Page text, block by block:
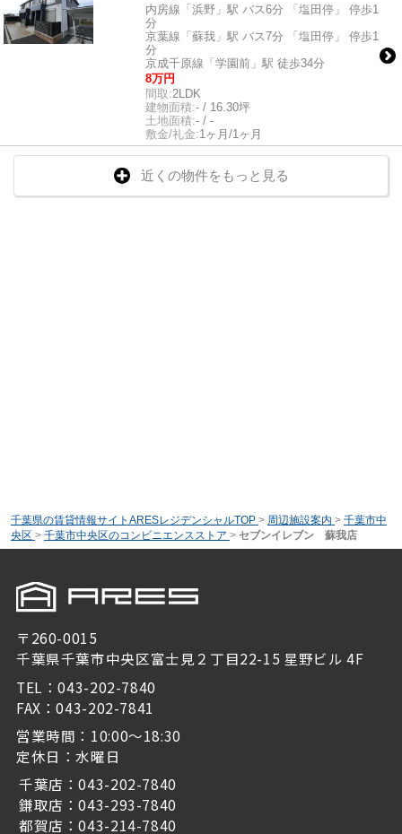
内房線「浜野」駅 バス6分 「塩田停」 停歩1
分
京葉線「蘇我」駅 バス7分 「塩田停」 停歩1
分
京成千原線「学園前」駅 徒歩34分
8万円
間取:2LDK
建物面積:- / 16.30坪
土地面積:- / -
敷金/礼金:1ヶ月/1ヶ月
近くの物件をもっと見る
千葉県の賃貸情報サイトARESレジデンシャルTOP > 周辺施設案内 > 千葉市中
央区 > 千葉市中央区のコンビニエンスストア > セブンイレブン 蘇我店
〒260-0015
千葉県千葉市中央区富士見２丁目22-15 星野ビル 4F
TEL：043-202-7840
FAX：043-202-7841
営業時間：10:00～18:30
定休日：水曜日
千葉店：043-202-7840
鎌取店：043-293-7840
都賀店：043-214-7840